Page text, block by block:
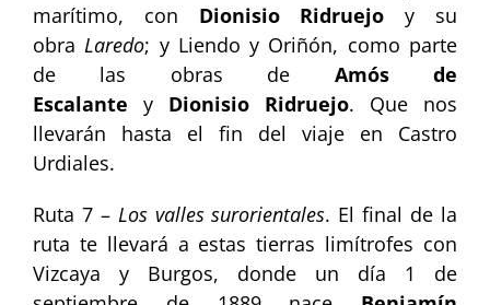
marítimo, con Dionisio Ridruejo y su
obraLaredo; y Liendo y Oriñón, como parte
de las obras de Amós de
Escalante y Dionisio Ridruejo. Que nos
llevarán hasta el fin del viaje en Castro
Urdiales.
Ruta 7 –Los valles surorientales. El final de la
ruta te llevará a estas tierras limítrofes con
Vizcaya y Burgos, donde un día 1 de